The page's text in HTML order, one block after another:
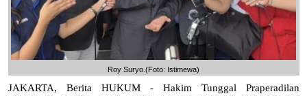
Roy Suryo.(Foto: Istimewa)
JAKARTA, Berita HUKUM - Hakim Tunggal Praperadilan